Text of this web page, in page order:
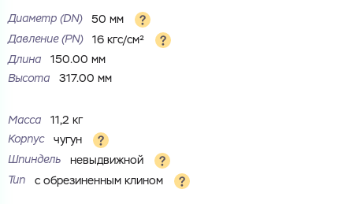
Cоглашаюсь на обработку
ОТПРАВИТЬ
МБ)
Диаметр (DN)
50 мм
Давление (PN)
16 кгс/см²
Длина
150.00 мм
Высота
317.00 мм
Масса
11,2 кг
Корпус
чугун
Шпиндель
невыдвижной
Тип
с обрезиненным клином